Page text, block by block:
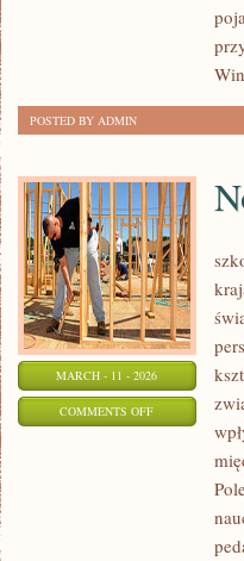
POSTED BY ADMIN
MARCH - 11 - 2026
COMMENTS OFFON
NOWOCZESNE
NAUCZANIA